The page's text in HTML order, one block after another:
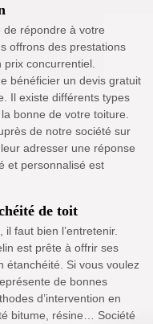
répondre à votre
offrons des prestations
concurrentiel.
bénéficier un devis gratuit
Il existe différents types
bonne de votre toiture.
de notre société sur
adresser une réponse
et personnalisé est
de toit
il faut bien l’entretenir.
est prête à offrir ses
étanchéité. Si vous voulez
de bonnes
d’intervention en
bitume, résine… Société